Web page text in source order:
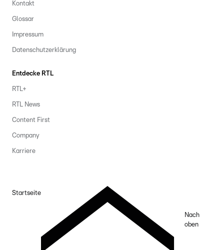
Kontakt
Glossar
Impressum
Datenschutzerklärung
Entdecke RTL
RTL+
RTL News
Content First
Company
Karriere
Startseite
Nach
oben